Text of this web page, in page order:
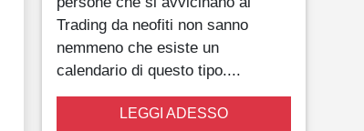
Trading da neofiti non sanno
nemmeno che esiste un
calendario di questo tipo....
LEGGI ADESSO